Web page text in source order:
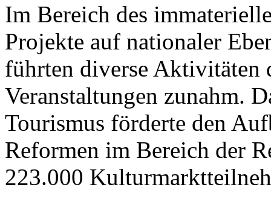
Im Bereich des
Projekte auf nationaler
führten diverse Aktivitäten
Veranstaltungen zunahm.
Tourismus förderte den
Reformen im Bereich der
223.000